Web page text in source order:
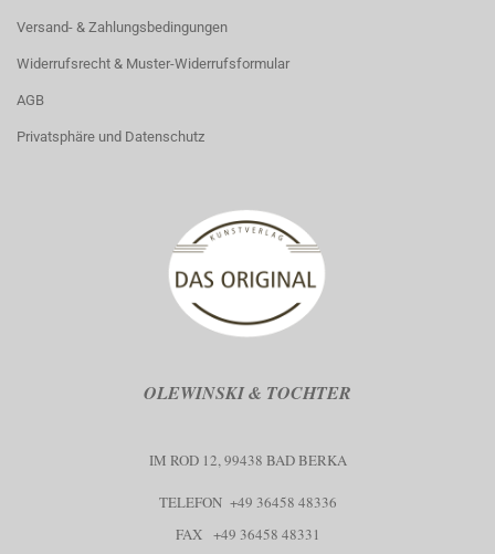
Versand- & Zahlungsbedingungen
Widerrufsrecht & Muster-Widerrufsformular
AGB
Privatsphäre und Datenschutz
OLEWINSKI & TOCHTER
IM ROD 12, 99438 BAD BERKA
TELEFON +49 36458 48336
FAX +49 36458 48331